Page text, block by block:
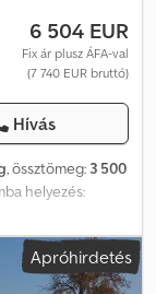
6 504 EUR
Fix ár plusz ÁFA-val
(7 740 EUR bruttó)
Hívás
, össztömeg: 3 500
helyezés:
mm, teljes
Uhkebxof
gyártó: STEMA,
Apróhirdetés